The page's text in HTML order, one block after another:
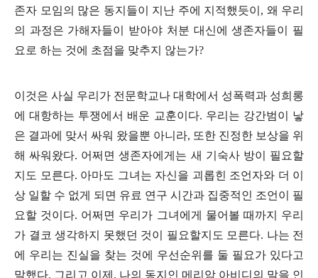
존자 모임의 많은 동지들이 지난 주에 지적했듯이 , 왜 우리
의 과정은 가해자들이 받아야 처분 대신에 생존자들이 필
요로 하는 것에 초점을 맞추지 않는가?
이것은 사실 우리가 전문학교나 대학에서 성폭력과 성희롱
에 대항하는 투쟁에서 배운 교훈이다. 우리는 강간범이 낳
은 결과에 맞서 싸워 왔을뿐 아니라, 또한 진정한 보상을 위
해 싸워왔다. 어쩌면 생존자에게는 새 기숙사 방이 필요할
지도 모른다. 아마도 그녀는 자신을 괴롭힌 조언자와 더 이
상 일할 수 없게 되면 유료 연구 시간과 집중적인 조언이 필
요할 것이다. 어쩌면 우리가 그녀에게 물어볼 때까지 우리
가 결코 생각하지 못했던 것이 필요할지도 모른다. 나는 전
에 우리는 진실을 찾는 것에 우선순위를 둘 필요가 있다고
말했다. 그리고 이제 , 나의 동지인 메리암 아비디의 말을 인